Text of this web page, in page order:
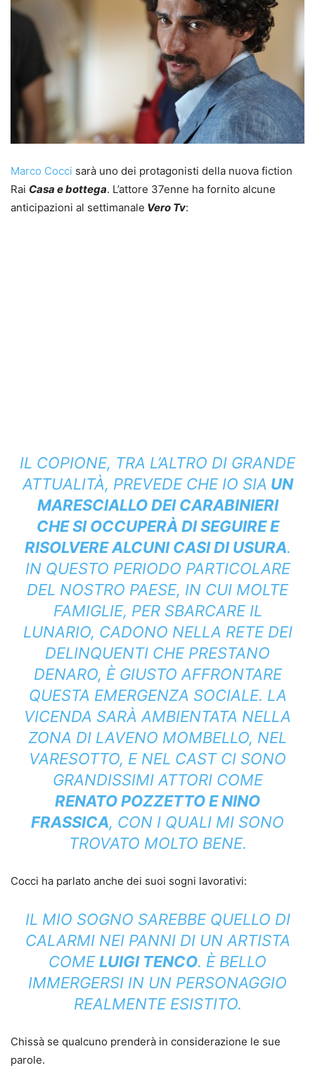
Marco Cocci sarà uno dei protagonisti della nuova fiction
Rai Casa e bottega. L’attore 37enne ha fornito alcune
anticipazioni al settimanale Vero Tv:
IL COPIONE, TRA L’ALTRO DI GRANDE
ATTUALITÀ, PREVEDE CHE IO SIA UN
MARESCIALLO DEI CARABINIERI
CHE SI OCCUPERÀ DI SEGUIRE E
RISOLVERE ALCUNI CASI DI USURA.
IN QUESTO PERIODO PARTICOLARE
DEL NOSTRO PAESE, IN CUI MOLTE
FAMIGLIE, PER SBARCARE IL
LUNARIO, CADONO NELLA RETE DEI
DELINQUENTI CHE PRESTANO
DENARO, È GIUSTO AFFRONTARE
QUESTA EMERGENZA SOCIALE. LA
VICENDA SARÀ AMBIENTATA NELLA
ZONA DI LAVENO MOMBELLO, NEL
VARESOTTO, E NEL CAST CI SONO
GRANDISSIMI ATTORI COME
RENATO POZZETTO E NINO
FRASSICA, CON I QUALI MI SONO
TROVATO MOLTO BENE.
Cocci ha parlato anche dei suoi sogni lavorativi:
IL MIO SOGNO SAREBBE QUELLO DI
CALARMI NEI PANNI DI UN ARTISTA
COMELUIGI TENCO. È BELLO
IMMERGERSI IN UN PERSONAGGIO
REALMENTE ESISTITO.
Chissà se qualcuno prenderà in considerazione le sue
parole.